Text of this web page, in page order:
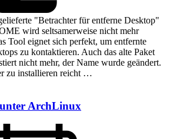
"Betrachter für entferne Desktop"
wird seltsamerweise nicht mehr
Tool eignet sich perfekt, um entfernte
zu kontaktieren. Auch das alte Paket
nicht mehr, der Name wurde geändert.
zu installieren reicht …
ArchLinux